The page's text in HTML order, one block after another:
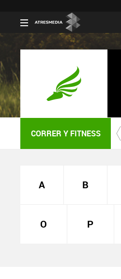
CORRER Y FITNESS
A B
O P